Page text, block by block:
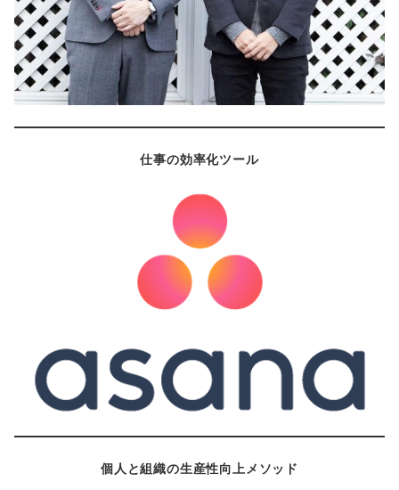
仕事の効率化ツール
個人と組織の生産性向上メソッド